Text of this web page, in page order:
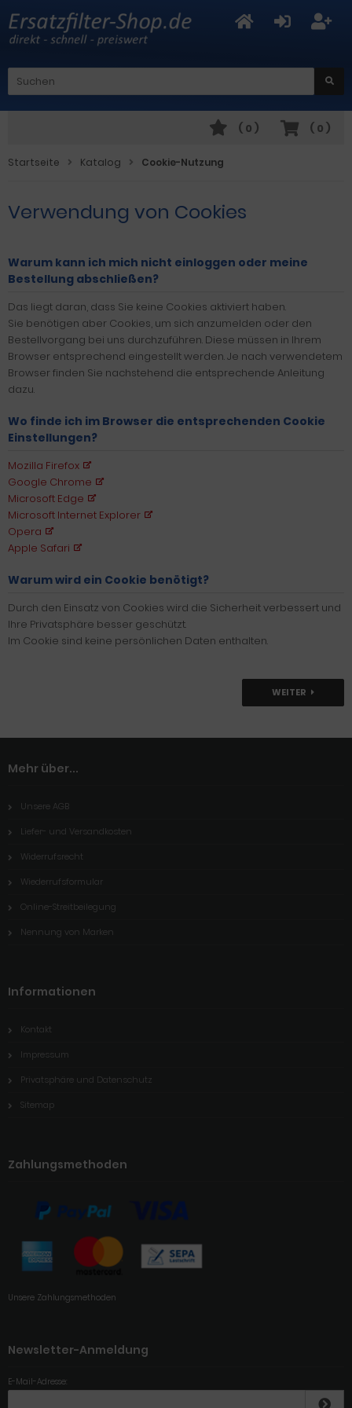
( 0 )
( 0 )
Startseite Katalog Cookie-Nutzung
Verwendung von Cookies
Warum kann ich mich nicht einloggen oder meine
Bestellung abschließen?
Das liegt daran, dass Sie keine Cookies aktiviert haben.
Sie benötigen aber Cookies, um sich anzumelden oder den
Bestellvorgang bei uns durchzuführen. Diese müssen in Ihrem
Browser entsprechend eingestellt werden. Je nach verwendetem
Browser finden Sie nachstehend die entsprechende Anleitung
dazu.
Wo finde ich im Browser die entsprechenden Cookie
Einstellungen?
Mozilla Firefox
Google Chrome
Microsoft Edge
Microsoft Internet Explorer
Opera
Apple Safari
Warum wird ein Cookie benötigt?
Durch den Einsatz von Cookies wird die Sicherheit verbessert und
Ihre Privatsphäre besser geschützt.
Im Cookie sind keine persönlichen Daten enthalten.
WEITER
Mehr über...
Unsere AGB
Liefer- und Versandkosten
Widerrufsrecht
Wiederrufsformular
Online-Streitbeilegung
Nennung von Marken
Informationen
Kontakt
Impressum
Privatsphäre und Datenschutz
Sitemap
Zahlungsmethoden
Unsere Zahlungsmethoden
Newsletter-Anmeldung
E-Mail-Adresse: